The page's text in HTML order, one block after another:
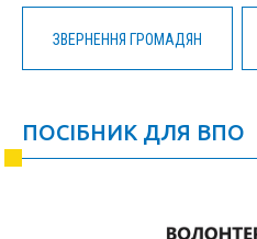
ЗВЕРНЕННЯ ГРОМАДЯН
ПОСІБНИК ДЛЯ ВПО